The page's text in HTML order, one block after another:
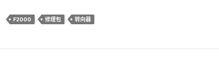
F2000 修理包 转向器